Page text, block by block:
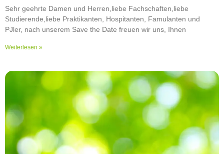
Sehr geehrte Damen und Herren,liebe Fachschaften,liebe
Studierende,liebe Praktikanten, Hospitanten, Famulanten und
PJler, nach unserem Save the Date freuen wir uns, Ihnen
Weiterlesen »